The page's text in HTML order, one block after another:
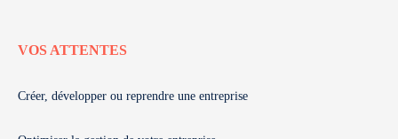
VOS ATTENTES
Créer, développer ou reprendre une entreprise